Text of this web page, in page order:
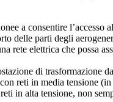
a consentire
delle parti degli
rete elettrica che possa
di
reti in media tensione
in alta tensione, non